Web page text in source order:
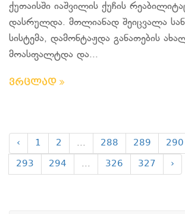
ქუთაისში იაშვილის ქუჩის
დასრულდა. მთლიანად შეიცვალა
სისტემა, დამონტაჟდა განათების
მოასფალტდა და...
ვრცლად
‹ 1 2 ... 288 289 290
293
294 ... 326 327 ›